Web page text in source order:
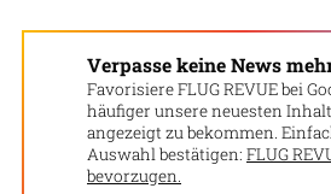
Verpasse keine News
Favorisiere FLUG REVUE bei
häufiger unsere neuesten
angezeigt zu bekommen.
Auswahl bestätigen: FLUG
bevorzugen.